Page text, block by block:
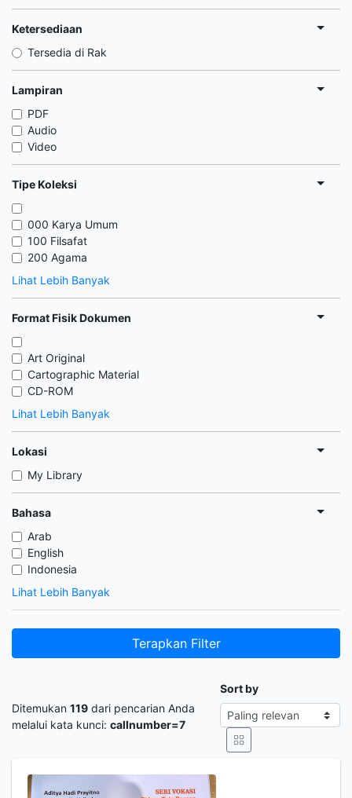
Ketersediaan
Tersedia di Rak
Lampiran
PDF
Audio
Video
Tipe Koleksi
000 Karya Umum
100 Filsafat
200 Agama
Lihat Lebih Banyak
Format Fisik Dokumen
Art Original
Cartographic Material
CD-ROM
Lihat Lebih Banyak
Lokasi
My Library
Bahasa
Arab
English
Indonesia
Lihat Lebih Banyak
Terapkan Filter
Ditemukan 119 dari pencarian Anda
melalui kata kunci: callnumber=7
Sort by